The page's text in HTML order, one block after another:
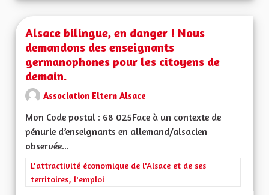
Alsace bilingue, en danger ! Nous
demandons des enseignants
germanophones pour les citoyens de
demain.
Association Eltern Alsace
Mon Code postal : 68 025Face à un contexte de
pénurie d’enseignants en allemand/alsacien
observée...
Filtrer les résultats de la catégorie : L'attractivité
L'attractivité économique de l'Alsace et de ses
territoires, l'emploi